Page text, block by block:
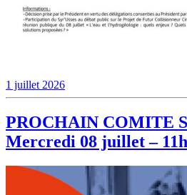
1 juillet 2026
PROCHAIN COMITE
Mercredi 08 juillet –